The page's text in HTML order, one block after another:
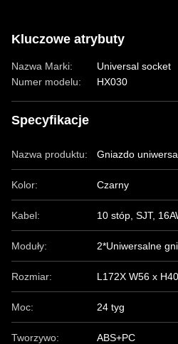
Kluczowe atrybuty
Nazwa Marki:
Universal socket
Numer modelu:
HX030
Specyfikacje
Nazwa produktu: Gniazdo
Kolor: Czarny
Kabel: 10 stóp, SJT,
Moduły: 2*Uniwersalne
Rozmiar: L172X W56 x
Moc: 24 tyg
Tworzywo: ABS+PC